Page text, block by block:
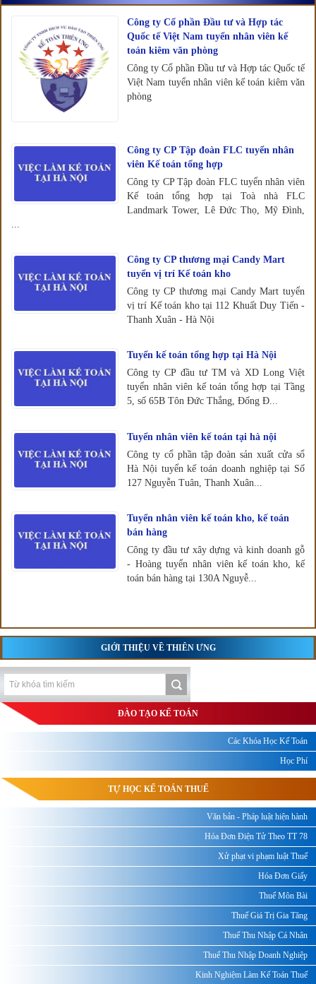
Công ty Cổ phần Đầu tư và Hợp tác
Quốc tế Việt Nam tuyển nhân viên kế
toán kiêm văn phòng
Công ty Cổ phần Đầu tư và Hợp tác Quốc tế
Việt Nam tuyển nhân viên kế toán kiêm văn
phòng
Công ty CP Tập đoàn FLC tuyển nhân
viên Kế toán tổng hợp
Công ty CP Tập đoàn FLC tuyển nhân viên
Kế toán tổng hợp tại Toà nhà FLC
Landmark Tower, Lê Đức Thọ, Mỹ Đình,
...
Công ty CP thương mại Candy Mart
tuyển vị trí Kế toán kho
Công ty CP thương mại Candy Mart tuyển
vị trí Kế toán kho tại 112 Khuất Duy Tiến -
Thanh Xuân - Hà Nội
Tuyển kế toán tổng hợp tại Hà Nội
Công ty CP đầu tư TM và XD Long Việt
tuyển nhân viên kế toán tổng hợp tại Tầng
5, số 65B Tôn Đức Thắng, Đống Đ...
Tuyển nhân viên kế toán tại hà nội
Công ty cổ phần tập đoàn sản xuất cửa sổ
Hà Nội tuyển kế toán doanh nghiệp tại Số
127 Nguyễn Tuân, Thanh Xuân...
Tuyển nhân viên kế toán kho, kế toán
bán hàng
Công ty đầu tư xây dựng và kinh doanh gỗ
- Hoàng tuyển nhân viên kế toán kho, kế
toán bán hàng tại 130A Nguyễ...
GIỚI THIỆU VỀ THIÊN ƯNG
ĐÀO TẠO KẾ TOÁN
Các Khóa Học Kế Toán
Học Phí
TỰ HỌC KẾ TOÁN THUẾ
Văn bản - Pháp luật hiện hành
Hóa Đơn Điện Tử Theo TT 78
Xử phạt vi phạm luật Thuế
Hóa Đơn Giấy
Thuế Môn Bài
Thuế Giá Trị Gia Tăng
Thuế Thu Nhập Cá Nhân
Thuế Thu Nhập Doanh Nghiệp
Kinh Nghiệm Làm Kế Toán Thuế